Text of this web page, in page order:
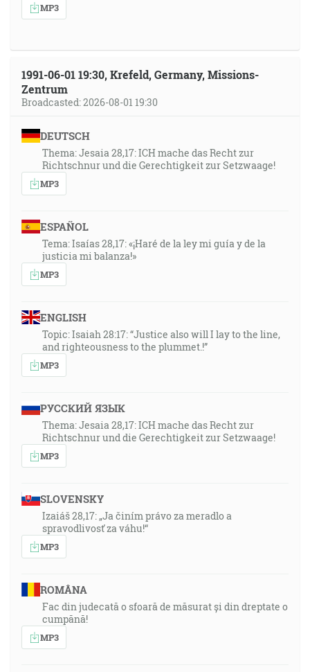
MP3
1991-06-01 19:30, Krefeld, Germany, Missions-
Zentrum
Broadcasted: 2026-08-01 19:30
DEUTSCH
Thema: Jesaia 28,17: ICH mache das Recht zur
Richtschnur und die Gerechtigkeit zur Setzwaage!
MP3
ESPAÑOL
Tema: Isaías 28,17: «¡Haré de la ley mi guía y de la
justicia mi balanza!»
MP3
ENGLISH
Topic: Isaiah 28:17: “Justice also will I lay to the line,
and righteousness to the plummet.!”
MP3
РУССКИЙ ЯЗЫК
Thema: Jesaia 28,17: ICH mache das Recht zur
Richtschnur und die Gerechtigkeit zur Setzwaage!
MP3
SLOVENSKY
Izaiáš 28,17: „Ja činím právo za meradlo a
spravodlivosť za váhu!“
MP3
ROMÂNA
Fac din judecată o sfoară de măsurat și din dreptate o
cumpănă!
MP3